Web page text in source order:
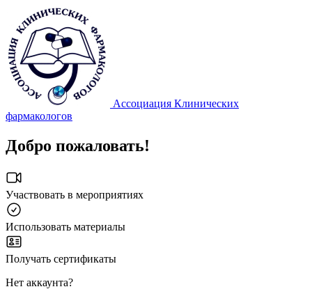
Ассоциация Клинических
фармакологов
Добро пожаловать!
Участвовать в мероприятиях
Использовать материалы
Получать сертификаты
Нет аккаунта?